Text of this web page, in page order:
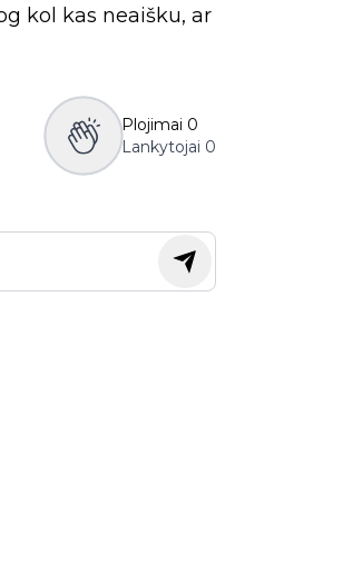
kol kas neaišku, ar
Plojimai 0
Lankytojai 0